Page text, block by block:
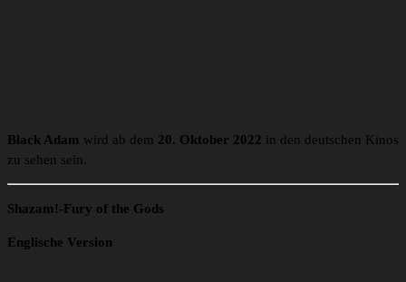
Black Adam wird ab dem 20. Oktober 2022 in den deutschen Kinos
zu sehen sein.
Shazam!-Fury of the Gods
Englische Version